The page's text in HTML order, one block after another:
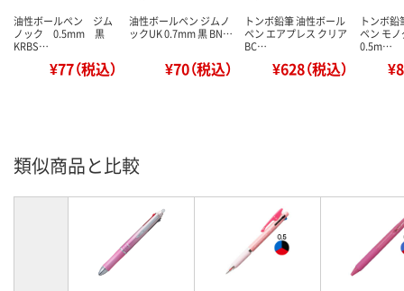
油性ボールペン ジム
ノック 0.5mm 黒
KRBS…
¥77（税込）
油性ボールペン ジムノ
ックUK 0.7mm 黒 BN…
¥70（税込）
トンボ鉛筆 油性ボール
ペン エアプレス クリア
BC…
¥628（税込）
トンボ鉛
ペン モ
0.5m…
類似商品と比較